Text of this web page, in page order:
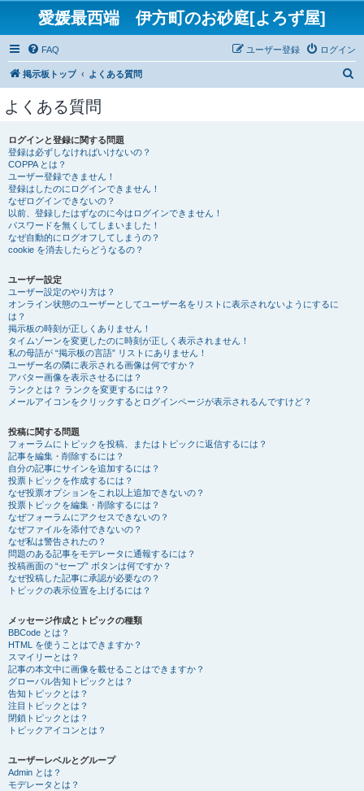
愛媛最西端 伊方町のお砂庭[よろず屋]
FAQ ログイン
ユーザー登録
掲示板トップ よくある質問
よくある質問
ログインと登録に関する問題
登録は必ずしなければいけないの？
COPPA とは？
ユーザー登録できません！
登録はしたのにログインできません！
なぜログインできないの？
以前、登録したはずなのに今はログインできません！
パスワードを無くしてしまいました！
なぜ自動的にログオフしてしまうの？
cookie を消去したらどうなるの？
ユーザー設定
ユーザー設定のやり方は？
オンライン状態のユーザーとしてユーザー名をリストに表示されないようにするに
は？
掲示板の時刻が正しくありません！
タイムゾーンを変更したのに時刻が正しく表示されません！
私の母語が “掲示板の言語” リストにありません！
ユーザー名の隣に表示される画像は何ですか？
アバター画像を表示させるには？
ランクとは？ ランクを変更するには？?
メールアイコンをクリックするとログインページが表示されるんですけど？
投稿に関する問題
フォーラムにトピックを投稿、またはトピックに返信するには？
記事を編集・削除するには？
自分の記事にサインを追加するには？
投票トピックを作成するには？
なぜ投票オプションをこれ以上追加できないの？
投票トピックを編集・削除するには？
なぜフォーラムにアクセスできないの？
なぜファイルを添付できないの？
なぜ私は警告されたの？
問題のある記事をモデレータに通報するには？
投稿画面の “セーブ” ボタンは何ですか？
なぜ投稿した記事に承認が必要なの？
トピックの表示位置を上げるには？
メッセージ作成とトピックの種類
BBCode とは？
HTML を使うことはできますか？
スマイリーとは？
記事の本文中に画像を載せることはできますか？
グローバル告知トピックとは？
告知トピックとは？
注目トピックとは？
閉鎖トピックとは？
トピックアイコンとは？
ユーザーレベルとグループ
Admin とは？
モデレータとは？